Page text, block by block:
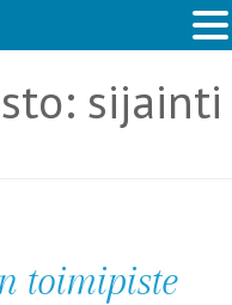
sijainti
toimipiste